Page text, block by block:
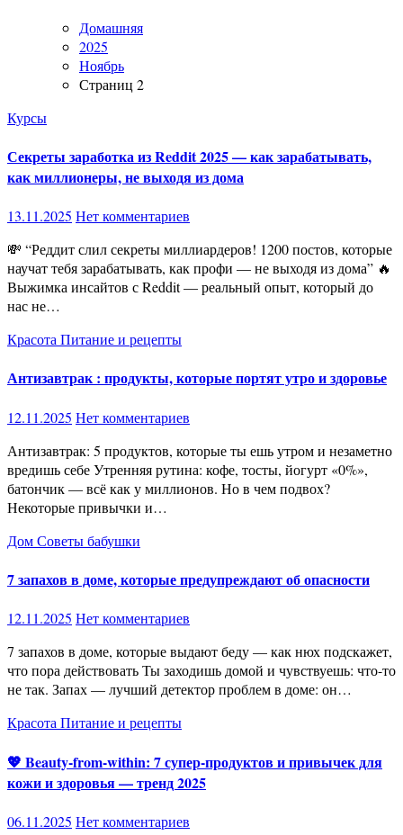
Домашняя
2025
Ноябрь
Страниц 2
Курсы
Секреты заработка из Reddit 2025 — как зарабатывать,
как миллионеры, не выходя из дома
13.11.2025 Нет комментариев
💸 “Реддит слил секреты миллиардеров! 1200 постов, которые
научат тебя зарабатывать, как профи — не выходя из дома” 🔥
Выжимка инсайтов с Reddit — реальный опыт, который до
нас не…
КрасотаПитание и рецепты
Антизавтрак : продукты, которые портят утро и здоровье
12.11.2025 Нет комментариев
Антизавтрак: 5 продуктов, которые ты ешь утром и незаметно
вредишь себе Утренняя рутина: кофе, тосты, йогурт «0%»,
батончик — всё как у миллионов. Но в чем подвох?
Некоторые привычки и…
ДомСоветы бабушки
7 запахов в доме, которые предупреждают об опасности
12.11.2025 Нет комментариев
7 запахов в доме, которые выдают беду — как нюх подскажет,
что пора действовать Ты заходишь домой и чувствуешь: что-то
не так. Запах — лучший детектор проблем в доме: он…
КрасотаПитание и рецепты
💖 Beauty-from-within: 7 супер-продуктов и привычек для
кожи и здоровья — тренд 2025
06.11.2025 Нет комментариев